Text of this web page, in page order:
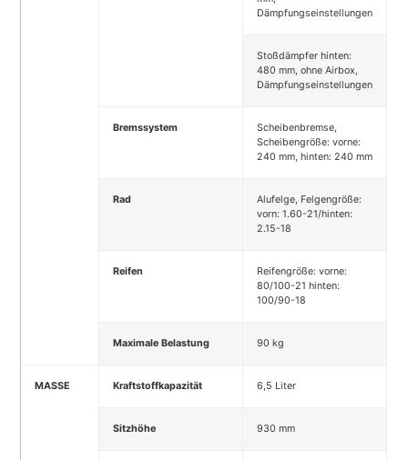
Dämpfungseinstellungen
Stoßdämpfer hinten:
480 mm, ohne Airbox,
Dämpfungseinstellungen
Bremssystem
Scheibenbremse,
Scheibengröße: vorne:
240 mm, hinten: 240 mm
Rad
Alufelge, Felgengröße:
vorn: 1.60-21/hinten:
2.15-18
Reifen
Reifengröße: vorne:
80/100-21 hinten:
100/90-18
Maximale Belastung 90 kg
MASSE Kraftstoffkapazität 6,5 Liter
Sitzhöhe 930 mm